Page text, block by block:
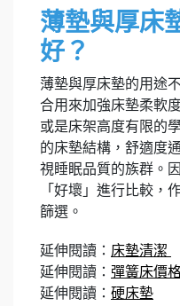
薄墊與厚床
好？
薄墊與厚床墊的用途
合用來加強床墊柔軟
或是床架高度有限的
的床墊結構，舒適度
視睡眠品質的族群。
「好壞」進行比較，
篩選。
延伸閱讀： 床墊清潔
延伸閱讀： 彈簧床價
延伸閱讀： 硬床墊